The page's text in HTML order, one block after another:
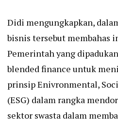
Didi mengungkapkan,
bisnis tersebut membahas
Pemerintah yang
blended finance untuk
prinsip Enivronmental,
(ESG) dalam rangka
sektor swasta dalam